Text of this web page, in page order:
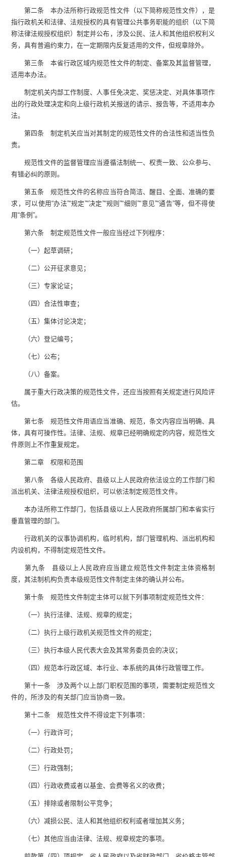
第二条 本办法所称行政规范性文件（以下简称规范性文件），是
指行政机关和法律、法规授权的具有管理公共事务职能的组织（以下简
称法律法规授权组织）制定并公布，涉及公民、法人和其他组织权利义
务，具有普遍约束力，在一定期限内反复适用的文件，但规章除外。
第三条 本省行政区域内规范性文件的制定、备案及其监督管理，
适用本办法。
制定机关内部工作制度、人事任免决定、奖惩决定、对具体事项作
出的行政处理决定和向上级行政机关报送的请示、报告等，不适用本办
法。
第四条 制定机关应当对其制定的规范性文件的合法性和适当性负
责。
规范性文件的监督管理应当遵循法制统一、权责一致、公众参与、
有错必纠的原则。
第五条 规范性文件的名称应当符合简洁、醒目、全面、准确的要
求，可以使用“办法”“规定”“决定”“规则”“细则”“意见”“通告”等，但不得使
用“条例”。
第六条 制定规范性文件一般应当经过下列程序：
（一）起草调研；
（二）公开征求意见；
（三）专家论证；
（四）合法性审查；
（五）集体讨论决定；
（六）登记编号；
（七）公布；
（八）备案。
属于重大行政决策的规范性文件，还应当按照有关规定进行风险评
估。
第七条 规范性文件用语应当准确、规范，条文内容应当明确、具
体，具有可操作性。法律、法规、规章已经明确规定的内容，规范性文
件原则上不作重复规定。
第二章 权限和范围
第八条 各级人民政府、县级以上人民政府依法设立的工作部门和
派出机关、法律法规授权组织，可以依法制定规范性文件。
本办法所称工作部门，包括县级以上人民政府所属部门和本省实行
垂直管理的部门。
行政机关的议事协调机构，临时机构，部门管理机构、派出机构和
内设机构，不得制定规范性文件。
第九条 县级以上人民政府应当建立规范性文件制定主体资格制
度，其法制机构负责本级规范性文件制定主体的确认并公布。
第十条 规范性文件制定主体可以就下列事项制定规范性文件：
（一）执行法律、法规、规章的规定；
（二）执行上级行政机关规范性文件的规定；
（三）执行本级人民代表大会及其常务委员会的决议；
（四）规范本行政区域、本行业、本系统的具体行政管理工作。
第十一条 涉及两个以上部门职权范围的事项，需要制定规范性文
件的，所涉及的有关部门应当协商一致。
第十二条 规范性文件不得设定下列事项：
（一）行政许可；
（二）行政处罚；
（三）行政强制；
（四）行政收费或者以基金、会费等名义的收费；
（五）排除或者限制公平竞争；
（六）减损公民、法人和其他组织权利或者增加其义务；
（七）其他应当由法律、法规、规章规定的事项。